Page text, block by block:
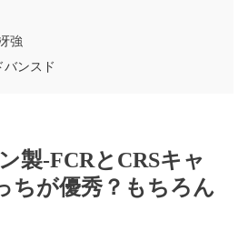
強
バンスド
製-FCRとCRSキャ
ちが優秀？もちろん